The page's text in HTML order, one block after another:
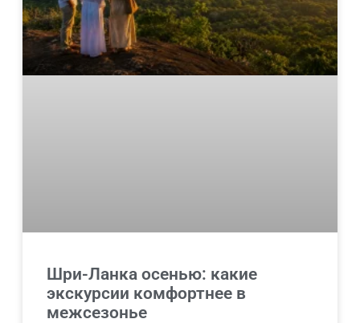
Шри-Ланка осенью: какие
экскурсии комфортнее в
межсезонье